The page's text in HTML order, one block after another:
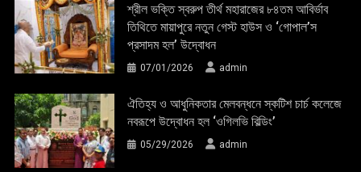
শ্রীল ভক্তি স্বরুপ তীর্থ মহারাজের ৮৪তম আবির্ভাব
তিথিতে মায়াপুরে নতুন গেস্ট হাউস ও ‘গোপাল’স
প্রসাদম হল’ উদ্বোধন
07/01/2026 admin
ঐতিহ্য ও আধুনিকতার মেলবন্ধনে স্কটিশ চার্চ কলেজে
নবরূপে উদ্বোধন হল ‘ওগিলভি বিল্ডিং’
05/29/2026 admin